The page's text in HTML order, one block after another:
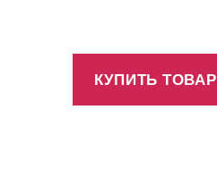
КУПИТЬ ТОВАР